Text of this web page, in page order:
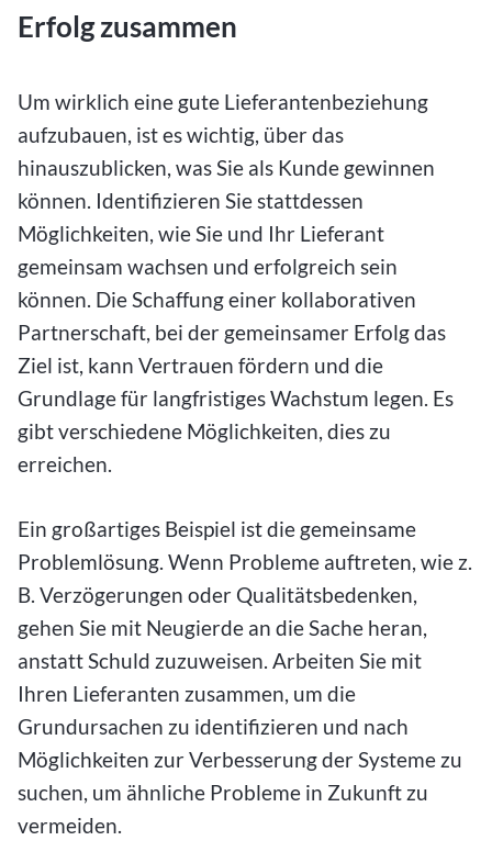
Erfolg zusammen
Um wirklich eine gute Lieferantenbeziehung
aufzubauen, ist es wichtig, über das
hinauszublicken, was Sie als Kunde gewinnen
können. Identifizieren Sie stattdessen
Möglichkeiten, wie Sie und Ihr Lieferant
gemeinsam wachsen und erfolgreich sein
können. Die Schaffung einer kollaborativen
Partnerschaft, bei der gemeinsamer Erfolg das
Ziel ist, kann Vertrauen fördern und die
Grundlage für langfristiges Wachstum legen. Es
gibt verschiedene Möglichkeiten, dies zu
erreichen.
Ein großartiges Beispiel ist die gemeinsame
Problemlösung. Wenn Probleme auftreten, wie z.
B. Verzögerungen oder Qualitätsbedenken,
gehen Sie mit Neugierde an die Sache heran,
anstatt Schuld zuzuweisen. Arbeiten Sie mit
Ihren Lieferanten zusammen, um die
Grundursachen zu identifizieren und nach
Möglichkeiten zur Verbesserung der Systeme zu
suchen, um ähnliche Probleme in Zukunft zu
vermeiden.